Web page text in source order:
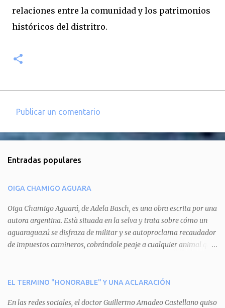
relaciones entre la comunidad y los patrimonios
históricos del distritro.
o
e
t
a
r
i
o
Publicar un comentario
Entradas populares
OIGA CHAMIGO AGUARA
Oiga Chamigo Aguará, de Adela Basch, es una obra escrita por una
autora argentina. Està situada en la selva y trata sobre cómo un
aguaraguazú se disfraza de militar y se autoproclama recaudador
de impuestos camineros, cobrándole peaje a cualquier animal que
aguará le provoca. De igual manera pasa con Tatú, el armadillo.
del aguará y pasa sin pagar. Por último, Tui, la cotorra, deja
EL TERMINO "HONORABLE" Y UNA ACLARACIÓN
En las redes sociales, el doctor Guillermo Amadeo Castellano quiso